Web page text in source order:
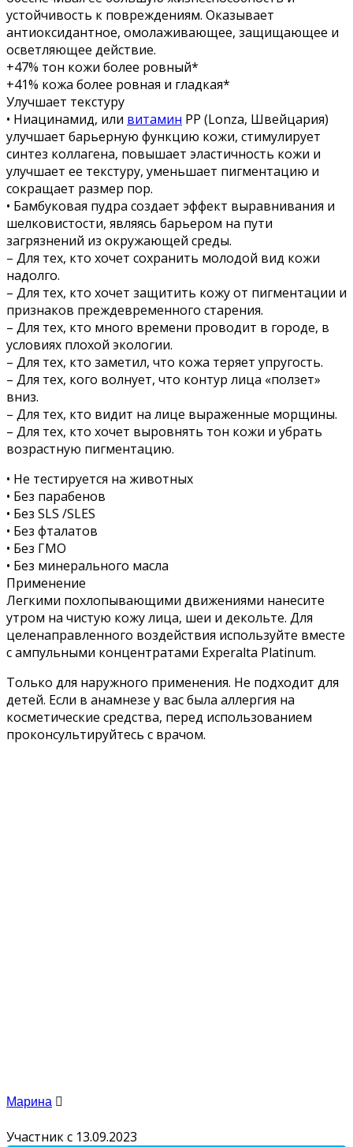
устойчивость к повреждениям. Оказывает
антиоксидантное, омолаживающее, защищающее и
осветляющее действие.
+47% тон кожи более ровный*
+41% кожа более ровная и гладкая*
Улучшает текстуру
• Ниацинамид, или витамин РР (Lonza, Швейцария)
улучшает барьерную функцию кожи, стимулирует
синтез коллагена, повышает эластичность кожи и
улучшает ее текстуру, уменьшает пигментацию и
сокращает размер пор.
• Бамбуковая пудра создает эффект выравнивания и
шелковистости, являясь барьером на пути
загрязнений из окружающей среды.
– Для тех, кто хочет сохранить молодой вид кожи
надолго.
– Для тех, кто хочет защитить кожу от пигментации и
признаков преждевременного старения.
– Для тех, кто много времени проводит в городе, в
условиях плохой экологии.
– Для тех, кто заметил, что кожа теряет упругость.
– Для тех, кого волнует, что контур лица «ползет»
вниз.
– Для тех, кто видит на лице выраженные морщины.
– Для тех, кто хочет выровнять тон кожи и убрать
возрастную пигментацию.
• Не тестируется на животных
• Без парабенов
• Без SLS /SLES
• Без фталатов
• Без ГМО
• Без минерального масла
Применение
Легкими похлопывающими движениями нанесите
утром на чистую кожу лица, шеи и декольте. Для
целенаправленного воздействия используйте вместе
с ампульными концентратами Experalta Platinum.
Только для наружного применения. Не подходит для
детей. Если в анамнезе у вас была аллергия на
косметические средства, перед использованием
проконсультируйтесь с врачом.
Марина
Участник с 13.09.2023